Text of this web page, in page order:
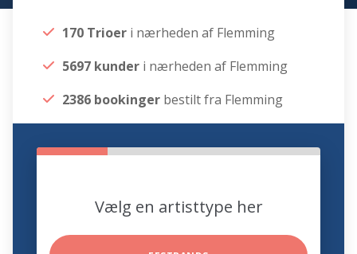
170 Trioer i nærheden af Flemming
5697 kunder i nærheden af Flemming
2386 bookinger bestilt fra Flemming
Vælg en artisttype her